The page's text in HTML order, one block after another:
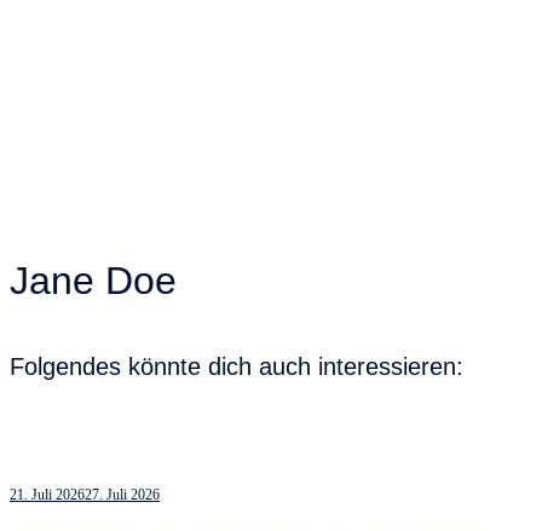
Jane Doe
Folgendes könnte dich auch interessieren:
21. Juli 202627. Juli 2026